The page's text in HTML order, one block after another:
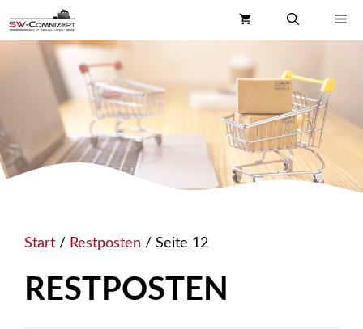
Inhalt
springen
Start / Restposten / Seite 12
RESTPOSTEN